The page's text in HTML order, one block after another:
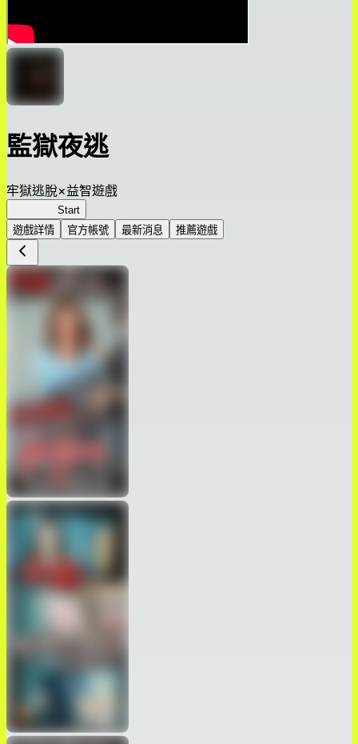
監獄夜逃
牢獄逃脫×益智遊戲
Start
遊戲詳情
官方帳號 最新消息 推薦遊戲